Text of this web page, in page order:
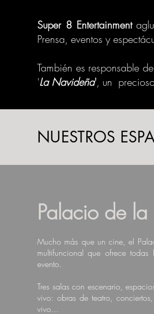
Super 8 Entertainment
Prensa, eventos y
También es responsable
'La Navideña', un
NUESTROS
Palacio de la
Mucho más que un cine, el
multifuncional que ofrece
evento.
Tres salas con escenario,
vivo: obras de teatro,
vivo...